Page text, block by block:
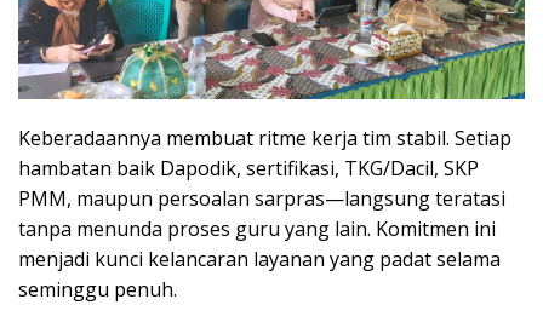
Keberadaannya membuat ritme kerja tim stabil. Setiap
hambatan baik Dapodik, sertifikasi, TKG/Dacil, SKP
PMM, maupun persoalan sarpras—langsung teratasi
tanpa menunda proses guru yang lain. Komitmen ini
menjadi kunci kelancaran layanan yang padat selama
seminggu penuh.